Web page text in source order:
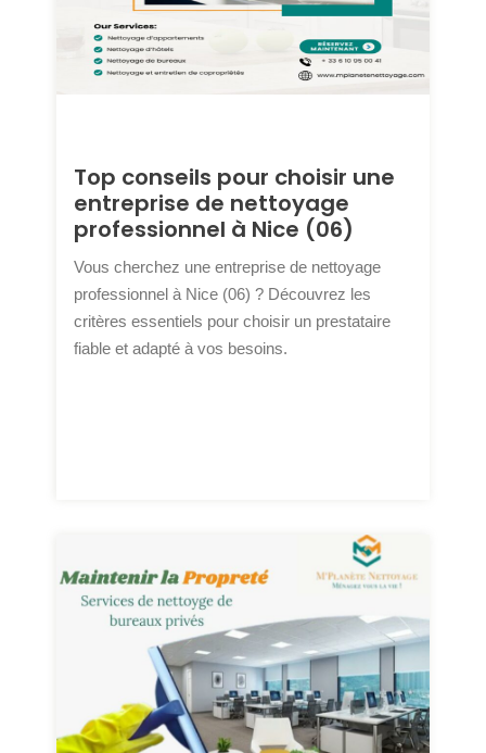
Top conseils pour choisir une
entreprise de nettoyage
professionnel à Nice (06)
Vous cherchez une entreprise de nettoyage
professionnel à Nice (06) ? Découvrez les
critères essentiels pour choisir un prestataire
fiable et adapté à vos besoins.